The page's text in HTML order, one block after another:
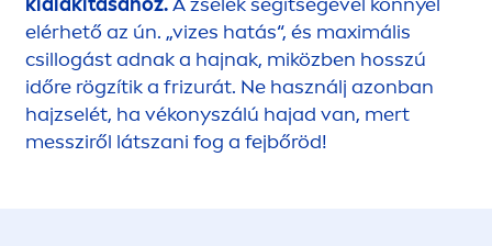
elérhető az ún. „vizes hatás“, és maximális
csillogást adnak a hajnak, miközben hosszú
időre rögzítik a frizurát. Ne használj azonban
hajzselét, ha vékonyszálú hajad van, mert
messziről látszani fog a fejbőröd!